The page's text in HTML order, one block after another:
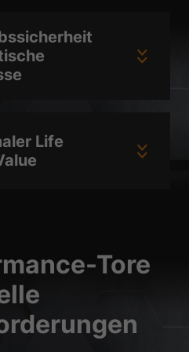
Life
Tore